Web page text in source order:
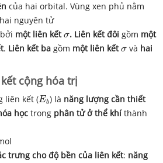
của hai orbital. Vùng xen phủ nằm
nguyên tử
một liên kếtσ
σ. Liên kết đôi gồm một
. Liên kết ba gồm một liên kếtσ
σ và hai
cộng hóa trị
liên kết (Eb
Eb ) là năng lượng cần thiết
học trong phân tử ở thể khíthành
trưng cho độ bền của liên kết: năng